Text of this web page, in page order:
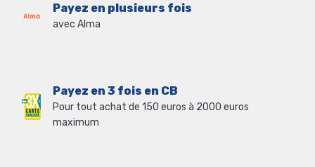
Payez en plusieurs fois
avec Alma
Payez en 3 fois en CB
Pour tout achat de 150 euros à 2000 euros
maximum